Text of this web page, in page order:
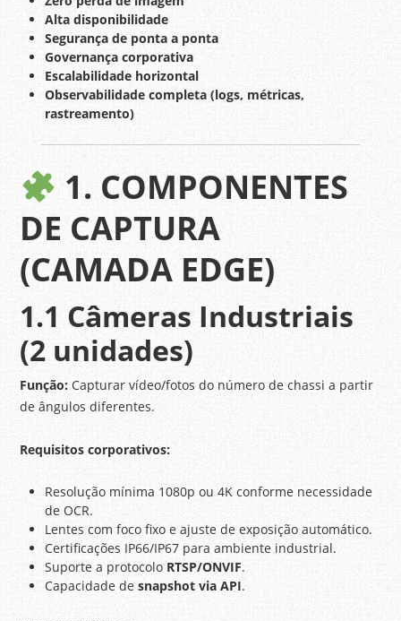
Alta disponibilidade
Segurança de ponta a ponta
Governança corporativa
Escalabilidade horizontal
Observabilidade completa (logs, métricas,
rastreamento)
1. COMPONENTES
DE CAPTURA
(CAMADA EDGE)
1.1 Câmeras Industriais
(2 unidades)
Função:Capturar vídeo/fotos do número de chassi a partir
de ângulos diferentes.
Requisitos corporativos:
Resolução mínima 1080p ou 4K conforme necessidade
de OCR.
Lentes com foco fixo e ajuste de exposição automático.
Certificações IP66/IP67 para ambiente industrial.
Suporte a protocolo RTSP/ONVIF.
Capacidade desnapshot via API.